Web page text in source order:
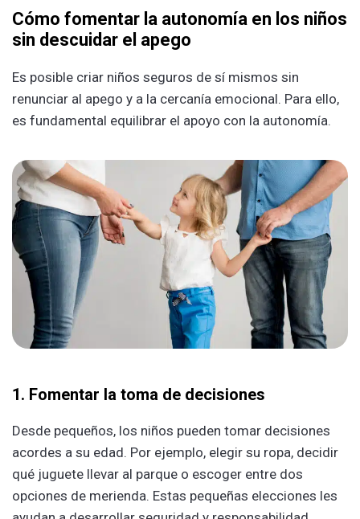
Cómo fomentar la autonomía en los niños
sin descuidar el apego
Es posible criar niños seguros de sí mismos sin
renunciar al apego y a la cercanía emocional. Para ello,
es fundamental equilibrar el apoyo con la autonomía.
1. Fomentar la toma de decisiones
Desde pequeños, los niños pueden tomar decisiones
acordes a su edad. Por ejemplo, elegir su ropa, decidir
qué juguete llevar al parque o escoger entre dos
opciones de merienda. Estas pequeñas elecciones les